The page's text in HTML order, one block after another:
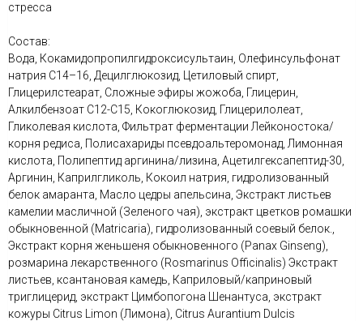
стресса
Состав:
Вода, Кокамидопропилгидроксисультаин, Олефинсульфонат
натрия С14–16, Децилглюкозид, Цетиловый спирт,
Глицерилстеарат, Сложные эфиры жожоба, Глицерин,
Алкилбензоат С12-С15, Кокоглюкозид, Глицерилолеат,
Гликолевая кислота, Фильтрат ферментации Лейконостока/
корня редиса, Полисахариды псевдоальтеромонад, Лимонная
кислота, Полипептид аргинина/лизина, Ацетилгексапептид-30,
Аргинин, Каприлгликоль, Кокоил натрия, гидролизованный
белок амаранта, Масло цедры апельсина, Экстракт листьев
камелии масличной (Зеленого чая), экстракт цветков ромашки
обыкновенной (Matricaria), гидролизованный соевый белок.,
Экстракт корня женьшеня обыкновенного (Panax Ginseng),
розмарина лекарственного (Rosmarinus Officinalis) Экстракт
листьев, ксантановая камедь, Каприловый/каприновый
триглицерид, экстракт Цимбопогона Шенантуса, экстракт
кожуры Citrus Limon (Лимона), Citrus Aurantium Dulcis